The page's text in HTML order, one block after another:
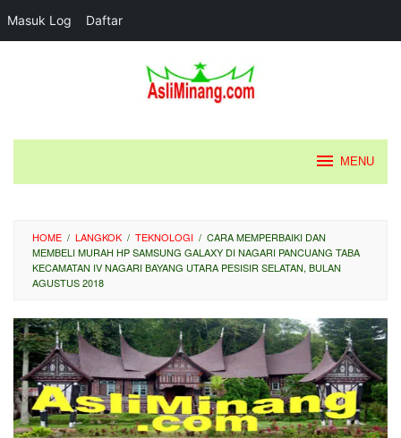
Masuk Log Daftar
MENU
HOME / LANGKOK / TEKNOLOGI / CARA MEMPERBAIKI DAN
MEMBELI MURAH HP SAMSUNG GALAXY DI NAGARI PANCUANG TABA
KECAMATAN IV NAGARI BAYANG UTARA PESISIR SELATAN, BULAN
AGUSTUS 2018